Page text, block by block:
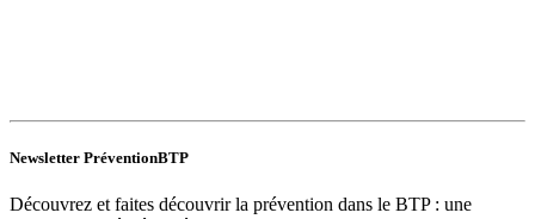
Newsletter PréventionBTP
Découvrez et faites découvrir la prévention dans le BTP : une